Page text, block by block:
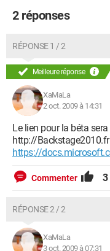
2 réponses
RÉPONSE 1 / 2
Meilleure réponse
XaMaLa
2 oct. 2009 à 14:31
Le lien pour la béta
http://Backstage2010.fr
https://
Commenter 3
RÉPONSE 2 / 2
XaMaLa
3 oct. 2009 à 07:31